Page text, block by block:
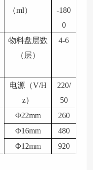
（ml）
-180
0
物料盘层数
（层）
4-6
电源（V/H
z）
220/
50
Φ22mm
260
Φ16mm
480
Φ12mm
920